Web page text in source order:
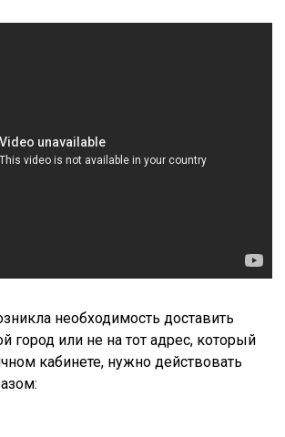
необходимость доставить
город или не на тот адрес, который
кабинете, нужно действовать